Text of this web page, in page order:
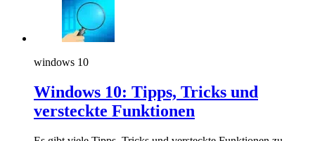
windows 10
Windows 10: Tipps, Tricks und
versteckte Funktionen